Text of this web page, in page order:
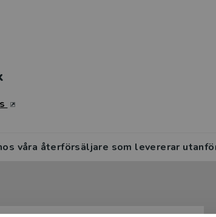
våra återförsäljare som levererar